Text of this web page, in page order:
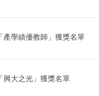
產學績優教師」獲獎名單
興大之光」獲獎名單